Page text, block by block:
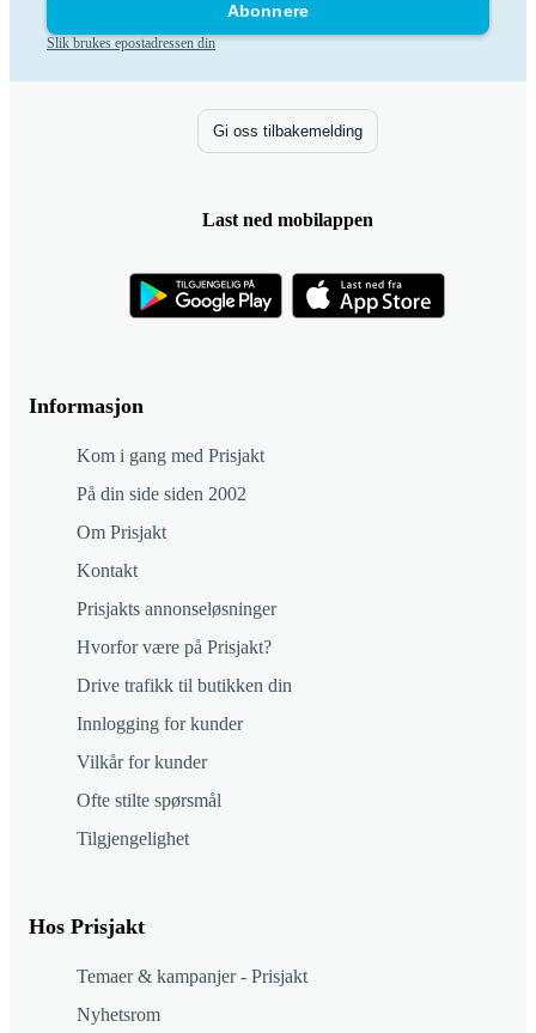
Abonnere
Slik brukes epostadressen din
Informasjon
Kom i gang med Prisjakt
På din side siden 2002
Om Prisjakt
Kontakt
Prisjakts annonseløsninger
Hvorfor være på Prisjakt?
Drive trafikk til butikken din
Innlogging for kunder
Vilkår for kunder
Ofte stilte spørsmål
Tilgjengelighet
Hos Prisjakt
Temaer & kampanjer - Prisjakt
Nyhetsrom
Gi oss tilbakemelding
Last ned mobilappen